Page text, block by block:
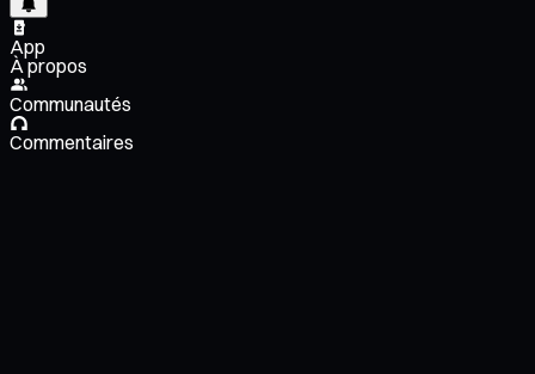
App
À propos
Communautés
Commentaires